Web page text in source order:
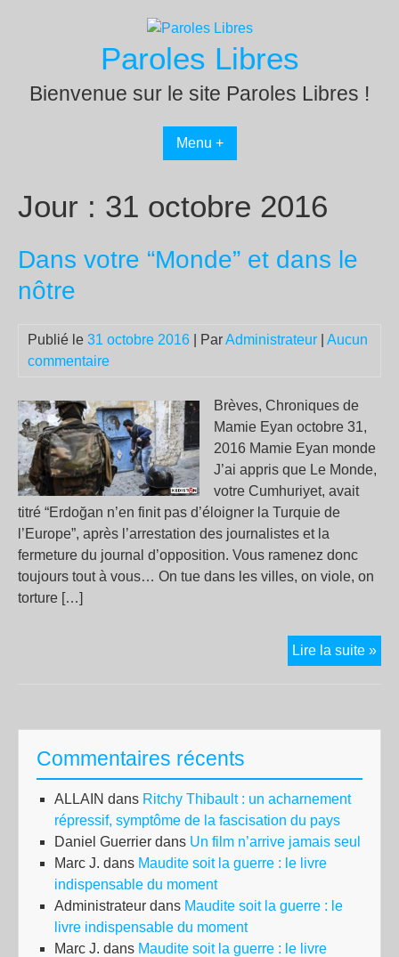
Paroles Libres
Bienvenue sur le site Paroles Libres !
Menu +
Jour : 31 octobre 2016
Dans votre “Monde” et dans le
nôtre
Publié le 31 octobre 2016 | ParAdministrateur
Aucun
commentaire
Brèves, Chroniques de
Mamie Eyan octobre 31,
2016 Mamie Eyan monde
J’ai appris que Le Monde,
votre Cumhuriyet, avait
titré “Erdoğan n’en finit pas d’éloigner la Turquie de
l’Europe”, après l’arrestation des journalistes et la
fermeture du journal d’opposition. Vous ramenez donc
toujours tout à vous… On tue dans les villes, on viole, on
torture […]
Lire la suite »
Commentaires récents
ALLAIN dans Ritchy Thibault : un acharnement
répressif, symptôme de la fascisation du pays
Daniel Guerrier dans Un film n’arrive jamais seul
Marc J. dans Maudite soit la guerre : le livre
indispensable du moment
Administrateur dans Maudite soit la guerre : le
livre indispensable du moment
Marc J. dans Maudite soit la guerre : le livre